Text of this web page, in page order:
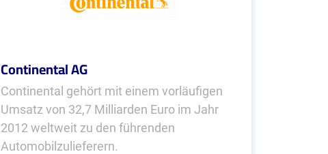
Continental AG
Continental gehört mit einem vorläufigen
Umsatz von 32,7 Milliarden Euro im Jahr
2012 weltweit zu den führenden
Automobilzulieferern.